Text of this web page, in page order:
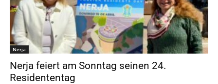
Nerja
Nerja feiert am Sonntag seinen 24.
Residententag